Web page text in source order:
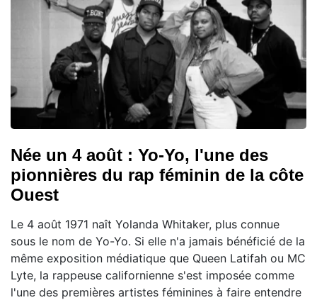
Née un 4 août : Yo-Yo, l'une des
pionnières du rap féminin de la côte
Ouest
Le 4 août 1971 naît Yolanda Whitaker, plus connue
sous le nom de Yo-Yo. Si elle n'a jamais bénéficié de la
même exposition médiatique que Queen Latifah ou MC
Lyte, la rappeuse californienne s'est imposée comme
l'une des premières artistes féminines à faire entendre